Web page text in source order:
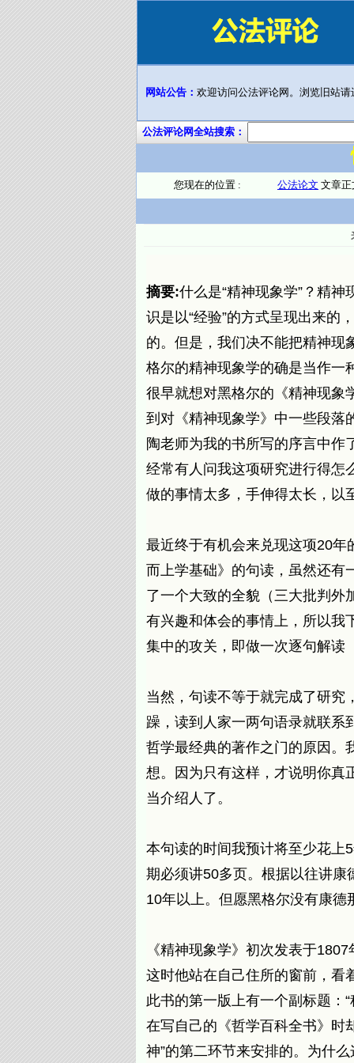
网站公告： 欢迎访问公法评论网。浏览旧站请
公法评论网全站搜索：
您现在的位置 : 公法论文 文章正
摘要:什么是“精神现象学”？精
识是以“经验”的方式呈现出来的
的。但是，我们决不能把精神现
格尔的精神现象学的确是当作一
很早就想对黑格尔的《精神现象
到对《精神现象学》中一些段落
陶老师为我的书所写的序言中作
经常有人问我这项研究进行得怎
做的事情太多，手伸得太长，以
最近终于有机会来兑现这项20
而上学基础》的句读，虽然还有
了一个大致的全貌（三大批判外
有兴趣和体会的事情上，所以我
集中的攻关，即做一次逐句解读
当然，句读不等于就完成了研究
躁，读到人家一两句语录就联系
哲学最经典的著作之门的原因。
想。因为只有这样，才说明你真
当介绍人了。
本句读的时间我预计将至少花上
期必须讲50多页。根据以往讲
10年以上。但愿黑格尔没有康
《精神现象学》初次发表于
这时他站在自己住所的窗前，看
此书的第一版上有一个副标题：
在写自己的《哲学百科全书》时
神”的第二环节来安排的。为什